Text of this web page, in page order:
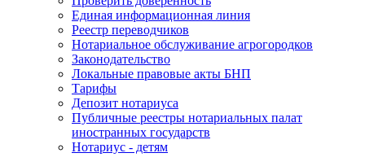
Единая информационная линия
Реестр переводчиков
Нотариальное обслуживание агрогородков
Законодательство
Локальные правовые акты БНП
Тарифы
Депозит нотариуса
Публичные реестры нотариальных палат
иностранных государств
Нотариус - детям